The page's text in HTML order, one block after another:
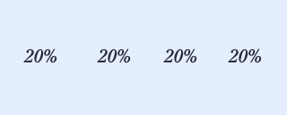
20% 20% 20% 20%